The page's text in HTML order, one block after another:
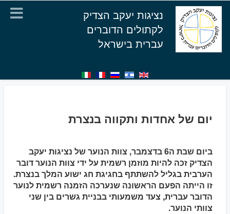
נציגות יעקב הצדיק
לקתולים הדוברים
עברית בישראל
יום של אחדות ותקווה בנצרת
ביום שבת ה6 בדצמבר, צוות הנוער של נציגות יעקב
הצדיק זכה להיות מוזמן רשמית על ידי צוות הנוער דובר
הערבית בגליל להשתתף בחגיגת חג ישוע המלך בנצרת.
זו הייתה הפעם הראשונה שנערכה הזמנה רשמית לנוער
הדובר עברית, צעד משמעותי בבניית גשרים בין שני
צוותי הנוער.